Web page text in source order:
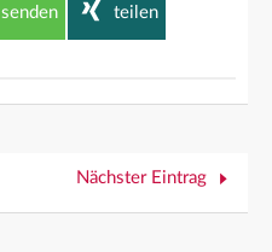
senden teilen
Nächster Eintrag